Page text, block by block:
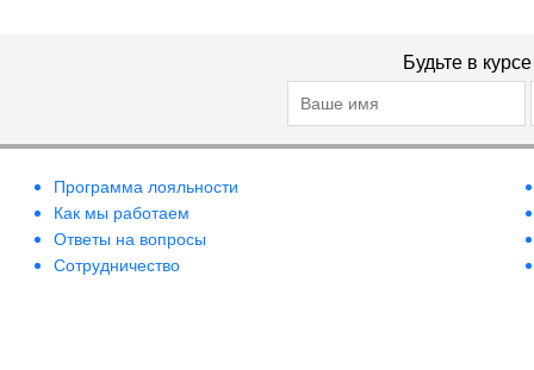
Будьте в
Программа лояльности
Как мы работаем
Ответы на вопросы
Сотрудничество